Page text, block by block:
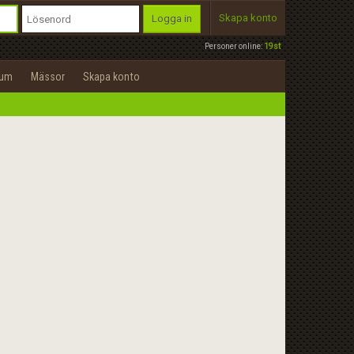
Personer online:19st
Logga in Skapa konto
Mässor Skapa konto